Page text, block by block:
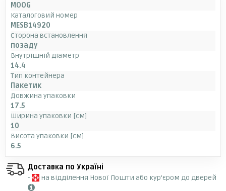
MOOG
Каталоговий номер
MESB14920
Сторона встановлення
позаду
Внутрішній діаметр
14.4
Тип контейнера
Пакетик
Довжина упаковки
17.5
Ширина упаковки [см]
10
Висота упаковки [см]
6.5
Доставка по Україні
-
на відділення Нової Пошти або кур'єром до дверей